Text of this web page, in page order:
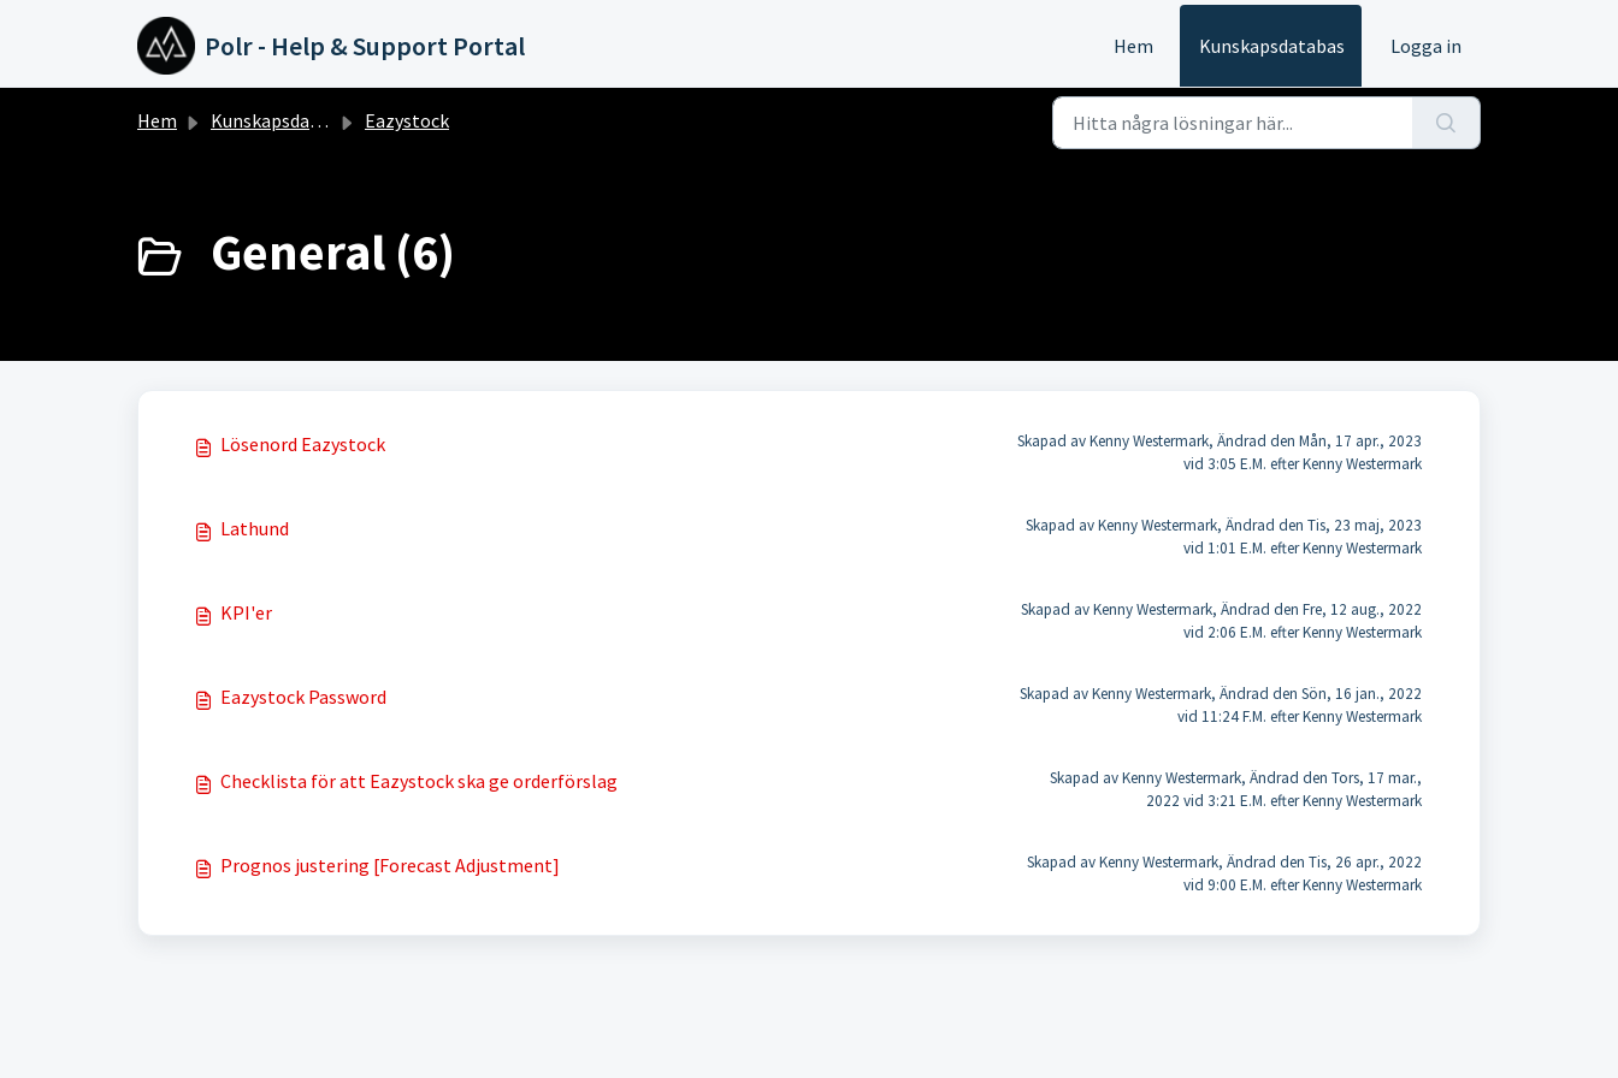
Hoppa över till huvudinnehåll
Polr - Help & Support Portal Hem Kunskapsdatabas Logga in
Hem Kunskapsdatabas Eazystock
General (6)
Lösenord Eazystock
Skapad av Kenny Westermark, Ändrad den Mån, 17 apr., 2023
vid 3:05 E.M. efter Kenny Westermark
Lathund
Skapad av Kenny Westermark, Ändrad den Tis, 23 maj, 2023
vid 1:01 E.M. efter Kenny Westermark
KPI'er
Skapad av Kenny Westermark, Ändrad den Fre, 12 aug., 2022
vid 2:06 E.M. efter Kenny Westermark
Eazystock Password
Skapad av Kenny Westermark, Ändrad den Sön, 16 jan., 2022
vid 11:24 F.M. efter Kenny Westermark
Checklista för att Eazystock ska ge orderförslag
Skapad av Kenny Westermark, Ändrad den Tors, 17 mar.,
2022 vid 3:21 E.M. efter Kenny Westermark
Prognos justering [Forecast Adjustment]
Skapad av Kenny Westermark, Ändrad den Tis, 26 apr., 2022
vid 9:00 E.M. efter Kenny Westermark